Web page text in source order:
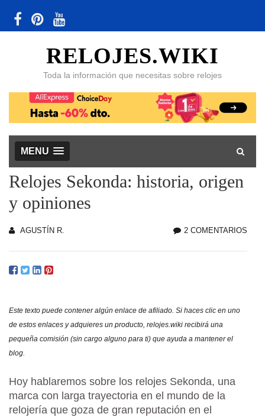
RELOJES.WIKI
Toda la información que necesitas sobre relojes
MENU
Relojes Sekonda: historia, origen
y opiniones
AGUSTÍN R. 2 COMENTARIOS
Este texto puede contener algún enlace de afiliado. Si haces clic en uno
de estos enlaces y adquieres un producto, relojes.wiki recibirá una
pequeña comisión (sin cargo alguno para ti) que ayuda a mantener el
blog.
Hoy hablaremos sobre los relojes Sekonda, una
marca con larga trayectoria en el mundo de la
relojería que goza de gran reputación en el